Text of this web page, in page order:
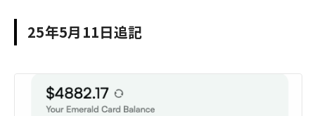
25年5月11日追記